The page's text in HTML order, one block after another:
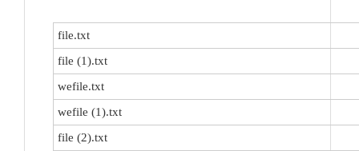
file.txt
file (1).txt
wefile.txt
wefile (1).txt
file (2).txt